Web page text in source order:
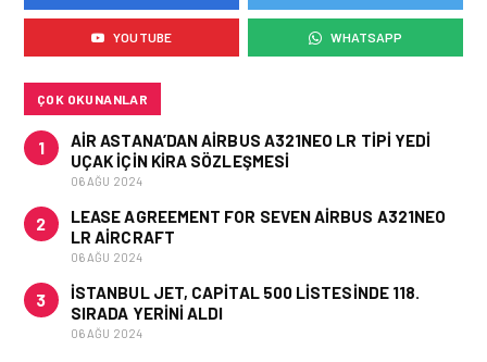
YOUTUBE WHATSAPP
ÇOK OKUNANLAR
1
AIR ASTANA’DAN AIRBUS A321NEO LR TIPI YEDI
UÇAK IÇIN KIRA SÖZLEŞMESI
06 AĞU 2024
2
LEASE AGREEMENT FOR SEVEN AIRBUS A321NEO
LR AIRCRAFT
06 AĞU 2024
3
İSTANBUL JET, CAPITAL 500 LISTESINDE 118.
SIRADA YERINI ALDI
06 AĞU 2024